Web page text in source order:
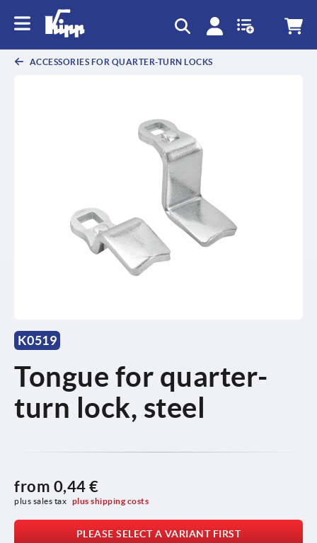
ACCESSORIES FOR QUARTER-TURN LOCKS
K0519
Tongue for quarter-
turn lock, steel
from 0,44 €
plus sales tax plus shipping costs
PLEASE SELECT A VARIANT FIRST